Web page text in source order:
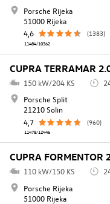
Porsche Rijeka
51000 Rijeka
4,6
(1383)
11484/10362
CUPRA TERRAMAR
150 kW/204 KS
Porsche Split
21210 Solin
4,7
(960)
11478/12446
CUPRA FORMENTOR
110 kW/150 KS
Porsche Rijeka
51000 Rijeka